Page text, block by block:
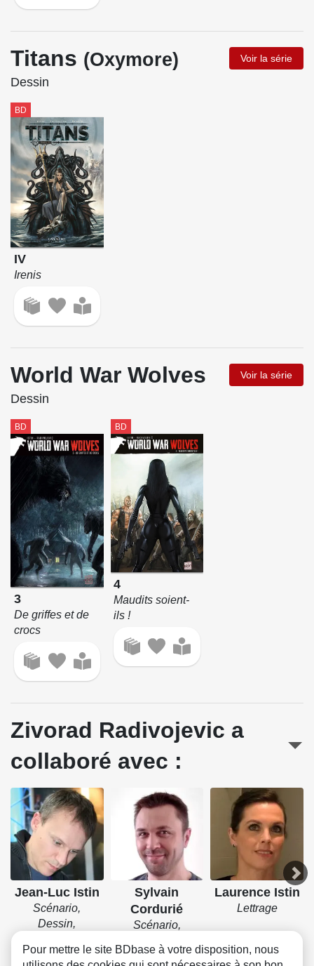
Titans (Oxymore) Voir la série
Dessin
BD
IV
Irenis
World War Wolves Voir la série
Dessin
BD
3
De griffes et de
crocs
BD
4
Maudits soient-
ils !
Zivorad Radivojevic a
collaboré avec :
Jean-Luc Istin
Scénario,
Dessin,
Sylvain
Cordurié
Scénario,
Laurence Istin
Lettrage
Pour mettre le site BDbase à votre disposition, nous